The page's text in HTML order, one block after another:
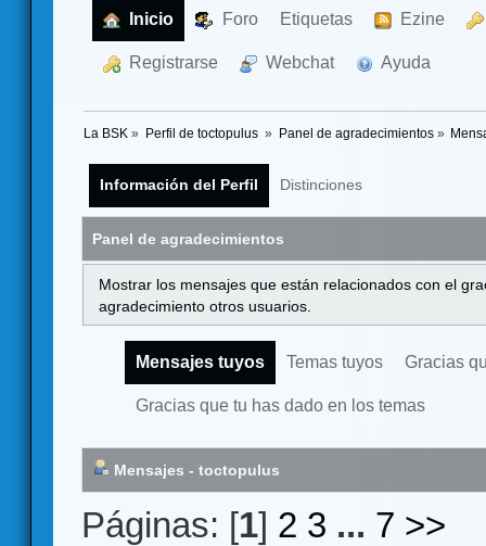
Inicio Foro Etiquetas Ezine
Registrarse Webchat Ayuda
La BSK » Perfil de toctopulus » Panel de agradecimientos»
Información del Perfil Distinciones
Panel de agradecimientos
Mostrar los mensajes que están relacionados con el
agradecimiento otros usuarios.
Mensajes tuyos Temas tuyos Gracias
Gracias que tu has dado en los temas
Mensajes - toctopulus
Páginas: [1] 2 3 ... 7 >>